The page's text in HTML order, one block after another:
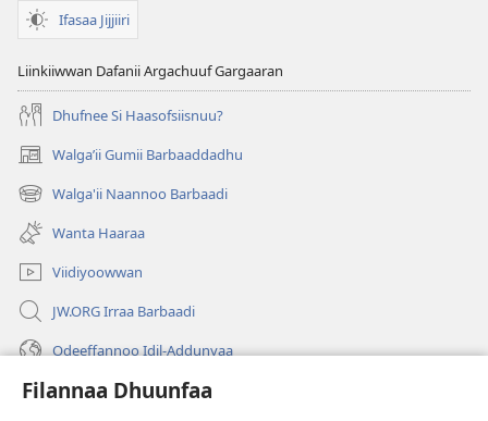
Filannaa Dhuunfaa
Ifasaa Jijjiiri
Liinkiiwwan Dafanii Argachuuf Gargaaran
Dhufnee Si Haasofsiisnuu?
Walgaʼii Gumii Barbaaddadhu
(opens
new
window)
Walga'ii Naannoo Barbaadi
(opens
new
window)
Wanta Haaraa
Viidiyoowwan
JW.ORG Irraa Barbaadi
Odeeffannoo Idil-Addunyaa
Gargaarsa